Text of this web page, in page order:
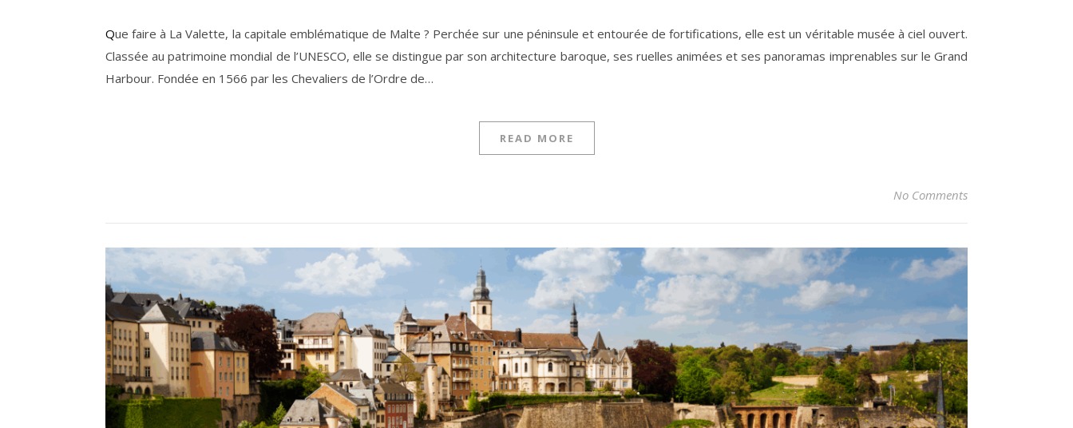
Que faire à La Valette, la capitale emblématique de Malte ? Perchée sur une péninsule et entourée de fortifications, elle est un véritable musée à ciel ouvert.
Classée au patrimoine mondial de l’UNESCO, elle se distingue par son architecture baroque, ses ruelles animées et ses panoramas imprenables sur le Grand
Harbour. Fondée en 1566 par les Chevaliers de l’Ordre de…
READ MORE
No Comments